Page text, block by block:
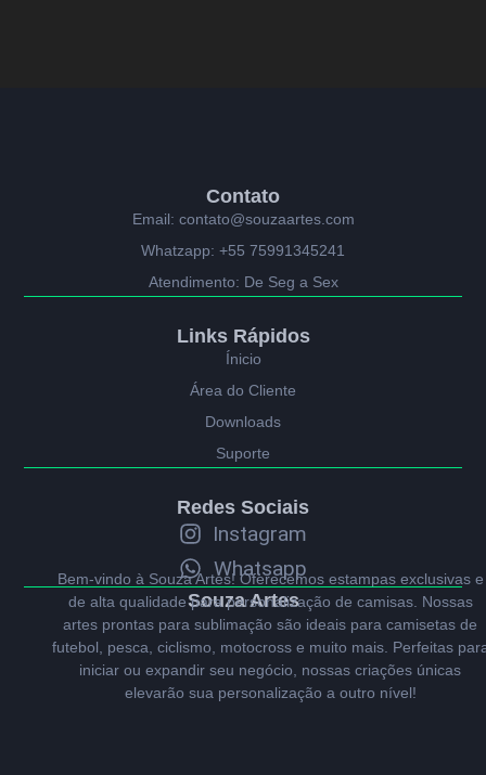
Souza Artes
Bem-vindo à Souza Artes! Oferecemos estampas exclusivas e
de alta qualidade para personalização de camisas. Nossas
artes prontas para sublimação são ideais para camisetas de
futebol, pesca, ciclismo, motocross e muito mais. Perfeitas
iniciar ou expandir seu negócio, nossas criações únicas
elevarão sua personalização a outro nível!
Contato
Email: contato@souzaartes.com
Whatzapp: +55 75991345241
Atendimento: De Seg a Sex
Redes Sociais
Instagram
Whatsapp
Links Rápidos
Ínicio
Área do Cliente
Downloads
Suporte